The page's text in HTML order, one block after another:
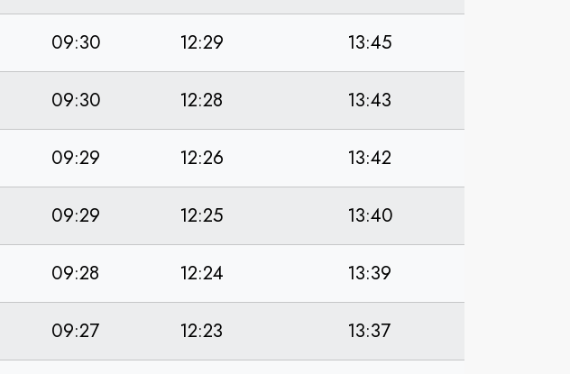
09:30 12:29 13:45
09:30 12:28 13:43
09:29 12:26 13:42
09:29 12:25 13:40
09:28 12:24 13:39
09:27 12:23 13:37